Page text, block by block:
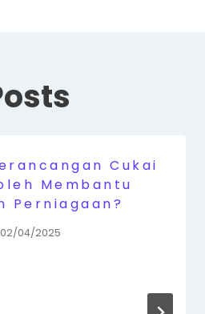
Cukai
Membantu
Perniagaan?
02/04/2025